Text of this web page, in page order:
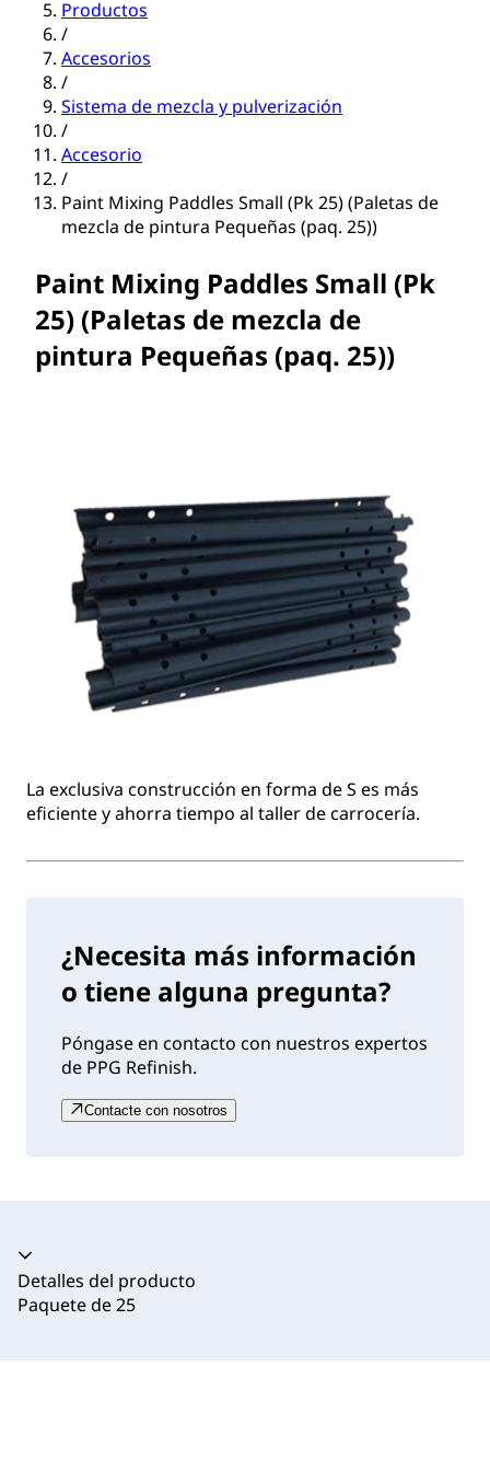
Productos
/
Accesorios
/
Sistema de mezcla y pulverización
/
Accesorio
/
Paint Mixing Paddles Small (Pk 25) (Paletas de
mezcla de pintura Pequeñas (paq. 25))
Paint Mixing Paddles Small (Pk
25) (Paletas de mezcla de
pintura Pequeñas (paq. 25))
La exclusiva construcción en forma de S es más
eficiente y ahorra tiempo al taller de carrocería.
¿Necesita más información
o tiene alguna pregunta?
Póngase en contacto con nuestros expertos
de PPG Refinish.
Contacte con nosotros
Acordeón colapsado
Detalles del producto
Paquete de 25